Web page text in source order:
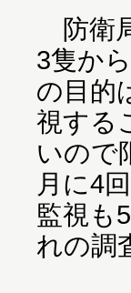
防衛
3隻か
の目的
視する
いので
月に4
監視も
れの調